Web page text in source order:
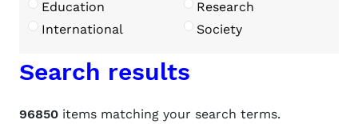
Education
Research
International
Society
Search results
96850 items matching your search terms.